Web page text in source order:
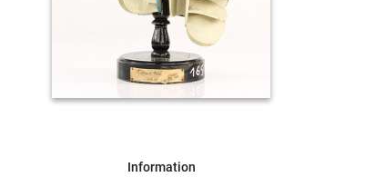
Information